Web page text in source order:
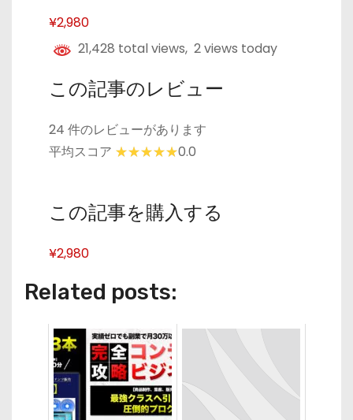
¥2,980
21,428 total views, 2 views today
この記事のレビュー
24 件のレビューがあります
平均スコア
0.0
この記事を購入する
¥2,980
Related posts: